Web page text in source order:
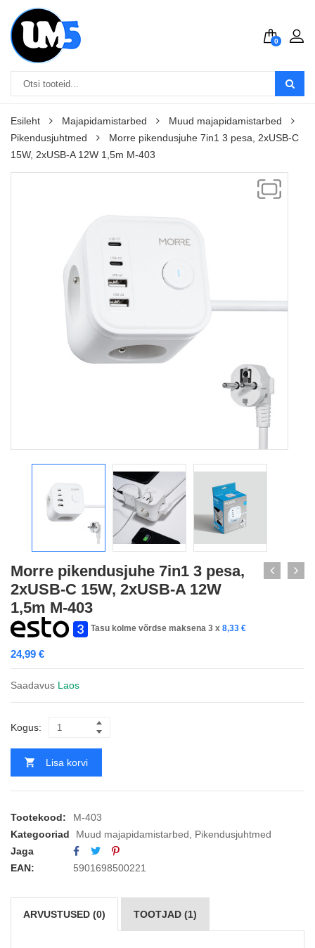
0
Esileht Majapidamistarbed
Muud majapidamistarbed
Pikendusjuhtmed
Morre pikendusjuhe 7in1 3 pesa, 2xUSB-C
15W, 2xUSB-A 12W 1,5m M-403
Morre pikendusjuhe 7in1 3 pesa,
2xUSB-C 15W, 2xUSB-A 12W
1,5m M-403
Tasu kolme võrdse maksena 3 x 8,33 €
24,99 €
Saadavus Laos
Kogus:
Lisa korvi
Tootekood:
M-403
Kategooriad
Muud majapidamistarbed
Pikendusjuhtmed
Jaga
EAN:
5901698500221
ARVUSTUSED (0) TOOTJAD (1)